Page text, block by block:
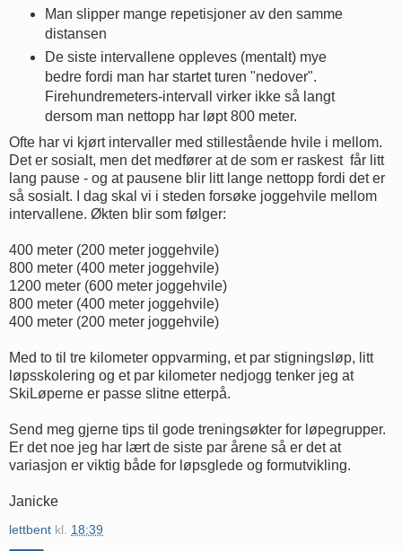
Man slipper mange repetisjoner av den samme
distansen
De siste intervallene oppleves (mentalt) mye
bedre fordi man har startet turen "nedover".
Firehundremeters-intervall virker ikke så langt
dersom man nettopp har løpt 800 meter.
Ofte har vi kjørt intervaller med stillestående hvile i mellom.
Det er sosialt, men det medfører at de som er raskest får litt
lang pause - og at pausene blir litt lange nettopp fordi det er
så sosialt. I dag skal vi i steden forsøke joggehvile mellom
intervallene. Økten blir som følger:
400 meter (200 meter joggehvile)
800 meter (400 meter joggehvile)
1200 meter (600 meter joggehvile)
800 meter (400 meter joggehvile)
400 meter (200 meter joggehvile)
Med to til tre kilometer oppvarming, et par stigningsløp, litt
løpsskolering og et par kilometer nedjogg tenker jeg at
SkiLøperne er passe slitne etterpå.
Send meg gjerne tips til gode treningsøkter for løpegrupper.
Er det noe jeg har lært de siste par årene så er det at
variasjon er viktig både for løpsglede og formutvikling.
Janicke
lettbent kl. 18:39